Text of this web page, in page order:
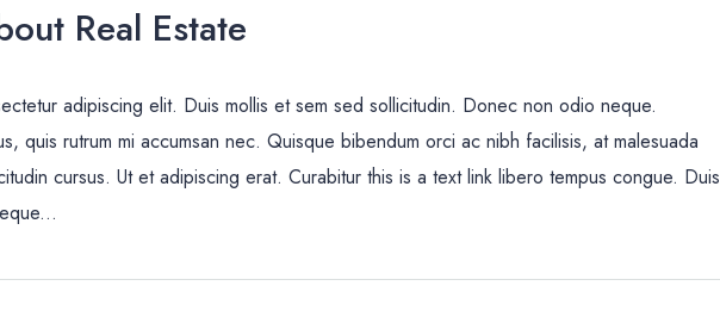
Real Estate
adipiscing elit. Duis mollis et sem sed sollicitudin. Donec non odio neque.
quis rutrum mi accumsan nec. Quisque bibendum orci ac nibh facilisis, at malesuada
cursus. Ut et adipiscing erat. Curabitur this is a text link libero tempus congue. Duis